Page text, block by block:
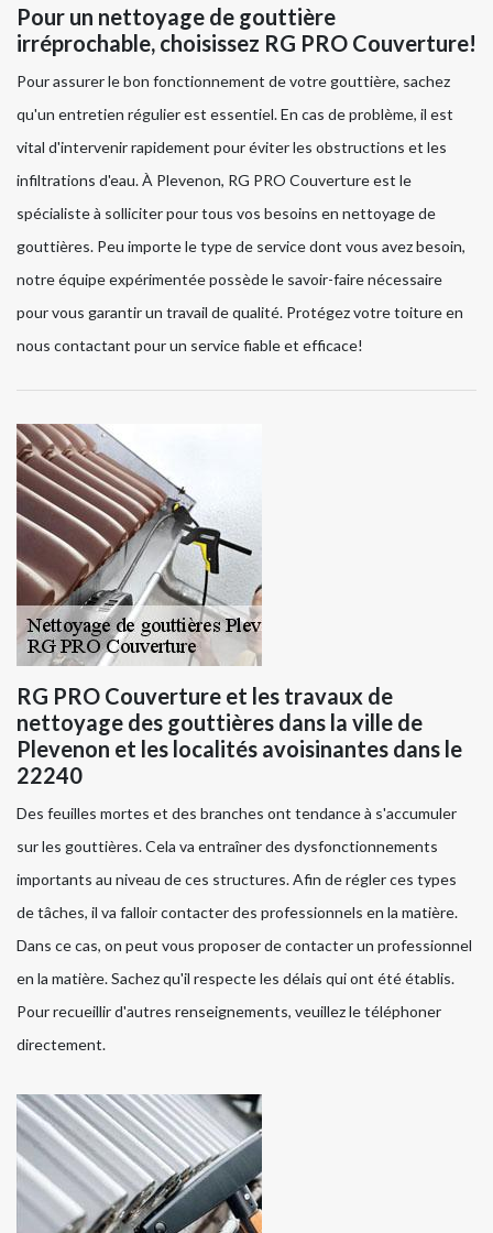
Pour un nettoyage de gouttière
irréprochable, choisissez RG PRO Couverture!
Pour assurer le bon fonctionnement de votre gouttière, sachez
qu'un entretien régulier est essentiel. En cas de problème, il est
vital d'intervenir rapidement pour éviter les obstructions et les
infiltrations d'eau. À Plevenon, RG PRO Couverture est le
spécialiste à solliciter pour tous vos besoins en nettoyage de
gouttières. Peu importe le type de service dont vous avez besoin,
notre équipe expérimentée possède le savoir-faire nécessaire
pour vous garantir un travail de qualité. Protégez votre toiture en
nous contactant pour un service fiable et efficace!
RG PRO Couverture et les travaux de
nettoyage des gouttières dans la ville de
Plevenon et les localités avoisinantes dans le
22240
Des feuilles mortes et des branches ont tendance à s'accumuler
sur les gouttières. Cela va entraîner des dysfonctionnements
importants au niveau de ces structures. Afin de régler ces types
de tâches, il va falloir contacter des professionnels en la matière.
Dans ce cas, on peut vous proposer de contacter un professionnel
en la matière. Sachez qu'il respecte les délais qui ont été établis.
Pour recueillir d'autres renseignements, veuillez le téléphoner
directement.